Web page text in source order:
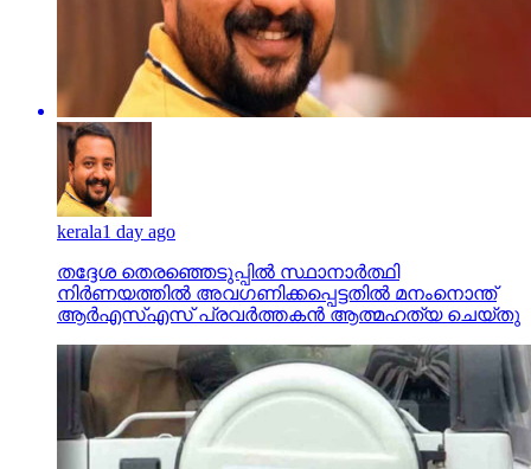
kerala1 day ago
തദ്ദേശ തെരഞ്ഞെടുപ്പില്‍ സ്ഥാനാര്‍ത്ഥി
നിര്‍ണയത്തില്‍ അവഗണിക്കപ്പെട്ടതില്‍ മനംനൊന്ത്
ആര്‍എസ്എസ് പ്രവര്‍ത്തകന്‍ ആത്മഹത്യ ചെയ്തു